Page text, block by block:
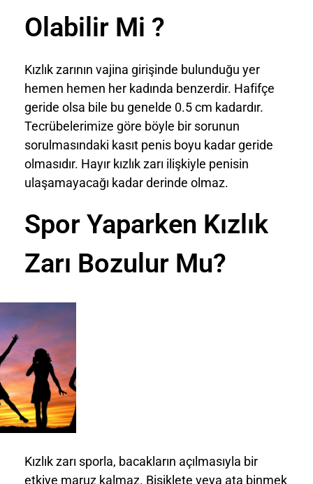
Olabilir Mi ?
Kızlık zarının vajina girişinde bulunduğu yer
hemen hemen her kadında benzerdir. Hafifçe
geride olsa bile bu genelde 0.5 cm kadardır.
Tecrübelerimize göre böyle bir sorunun
sorulmasındaki kasıt penis boyu kadar geride
olmasıdır. Hayır kızlık zarı ilişkiyle penisin
ulaşamayacağı kadar derinde olmaz.
Spor Yaparken Kızlık
Zarı Bozulur Mu?
Kızlık zarı sporla, bacakların açılmasıyla bir
etkiye maruz kalmaz. Bisiklete veya ata binmek